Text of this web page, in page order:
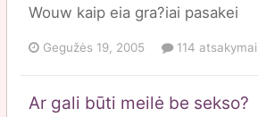
Wouw kaip eia gra?iai pasakei
Gegužės 19, 2005 114 atsakymai
Ar gali būti meilė be sekso?